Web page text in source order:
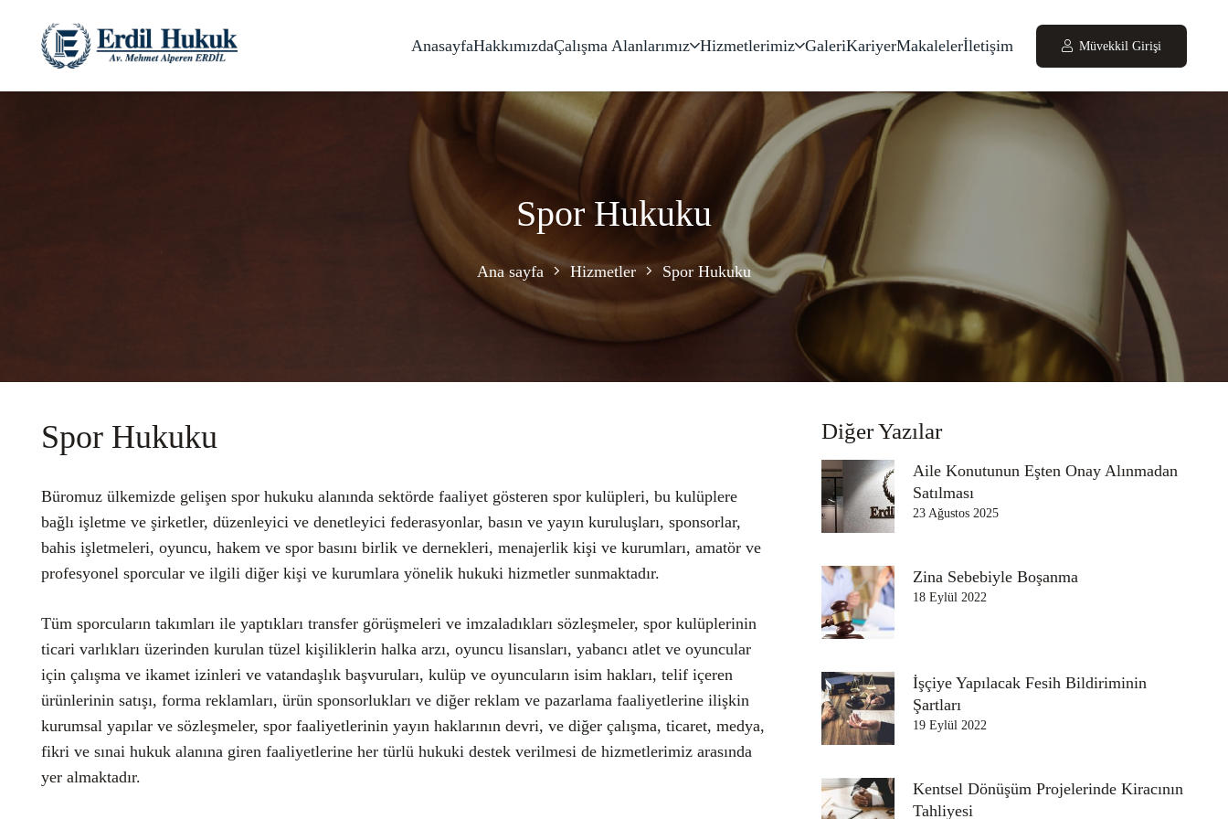
AnasayfaHakkımızdaÇalışma Alanlarımız Hizmetlerimiz GaleriKariyerMakalelerİletişim Müvekkil Girişi
Spor Hukuku
Ana sayfa Hizmetler Spor Hukuku
Spor Hukuku
Büromuz ülkemizde gelişen spor hukuku alanında sektörde faaliyet gösteren spor kulüpleri, bu kulüplere
bağlı işletme ve şirketler, düzenleyici ve denetleyici federasyonlar, basın ve yayın kuruluşları, sponsorlar,
bahis işletmeleri, oyuncu, hakem ve spor basını birlik ve dernekleri, menajerlik kişi ve kurumları, amatör ve
profesyonel sporcular ve ilgili diğer kişi ve kurumlara yönelik hukuki hizmetler sunmaktadır.
Tüm sporcuların takımları ile yaptıkları transfer görüşmeleri ve imzaladıkları sözleşmeler, spor kulüplerinin
ticari varlıkları üzerinden kurulan tüzel kişiliklerin halka arzı, oyuncu lisansları, yabancı atlet ve oyuncular
için çalışma ve ikamet izinleri ve vatandaşlık başvuruları, kulüp ve oyuncuların isim hakları, telif içeren
ürünlerinin satışı, forma reklamları, ürün sponsorlukları ve diğer reklam ve pazarlama faaliyetlerine ilişkin
kurumsal yapılar ve sözleşmeler, spor faaliyetlerinin yayın haklarının devri, ve diğer çalışma, ticaret, medya,
fikri ve sınai hukuk alanına giren faaliyetlerine her türlü hukuki destek verilmesi de hizmetlerimiz arasında
yer almaktadır.
Diğer Yazılar
Aile Konutunun Eşten Onay Alınmadan
Satılması
23 Ağustos 2025
Zina Sebebiyle Boşanma
18 Eylül 2022
İşçiye Yapılacak Fesih Bildiriminin
Şartları
19 Eylül 2022
Kentsel Dönüşüm Projelerinde Kiracının
Tahliyesi